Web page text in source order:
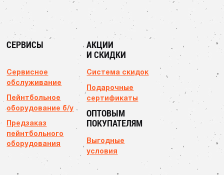
СЕРВИСЫ
Сервисное
обслуживание
Пейнтбольное
оборудование б/у
Предзаказ
пейнтбольного
оборудования
АКЦИИ
И СКИДКИ
Система скидок
Подарочные
сертификаты
ОПТОВЫМ
ПОКУПАТЕЛЯМ
Выгодные
условия